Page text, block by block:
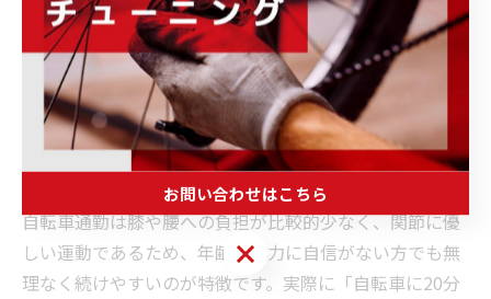
やすい運動方法として注目されていますが、それぞれ健
康効果に特徴があります。自転車通勤は有酸素運動の一
種で、心肺機能の向上や基礎代謝の活性化、ストレスの
軽減といった効果が期待できます。一方で、徒歩は下半
身全体の筋力維持やバランス感覚の強化に優れていま
す。
自転車通勤は膝や腰への負担が比較的少なく、関節に優
しい運動であるため、年齢や体力に自信がない方でも無
理なく続けやすいのが特徴です。実際に「自転車に20分
お問い合わせはこちら
お問い合わせはこちら